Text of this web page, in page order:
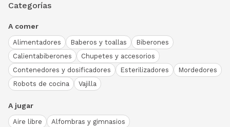
Categorías
A comer
Alimentadores Baberos y toallas
Biberones
Calientabiberones
Chupetes y accesorios
Contenedores y dosificadores
Esterilizadores
Mordedores
Robots de cocina
Vajilla
A jugar
Aire libre
Alfombras y gimnasios